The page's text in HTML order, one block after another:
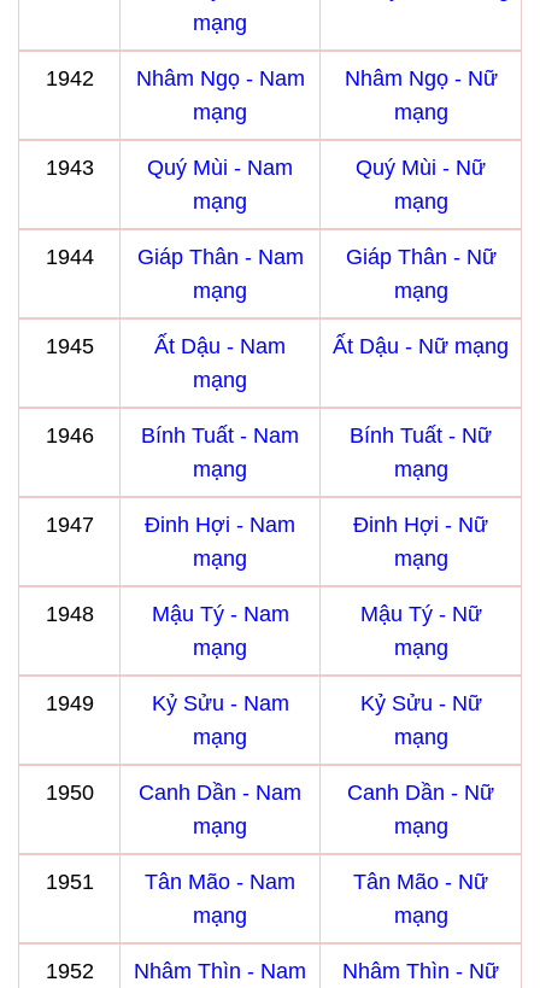
mạng
1942
Nhâm Ngọ - Nam
mạng
Nhâm Ngọ - Nữ
mạng
1943
Quý Mùi - Nam
mạng
Quý Mùi - Nữ
mạng
1944
Giáp Thân - Nam
mạng
Giáp Thân - Nữ
mạng
1945
Ất Dậu - Nam
mạng
Ất Dậu - Nữ mạng
1946
Bính Tuất - Nam
mạng
Bính Tuất - Nữ
mạng
1947
Đinh Hợi - Nam
mạng
Đinh Hợi - Nữ
mạng
1948
Mậu Tý - Nam
mạng
Mậu Tý - Nữ
mạng
1949
Kỷ Sửu - Nam
mạng
Kỷ Sửu - Nữ
mạng
1950
Canh Dần - Nam
mạng
Canh Dần - Nữ
mạng
1951
Tân Mão - Nam
mạng
Tân Mão - Nữ
mạng
1952
Nhâm Thìn - Nam
Nhâm Thìn - Nữ